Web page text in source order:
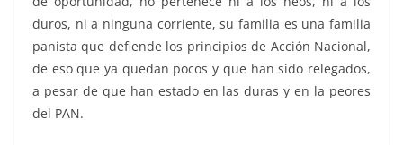
duros, ni a ninguna corriente, su familia es una familia
panista que defiende los principios de Acción Nacional,
de eso que ya quedan pocos y que han sido relegados,
a pesar de que han estado en las duras y en la peores
del PAN.